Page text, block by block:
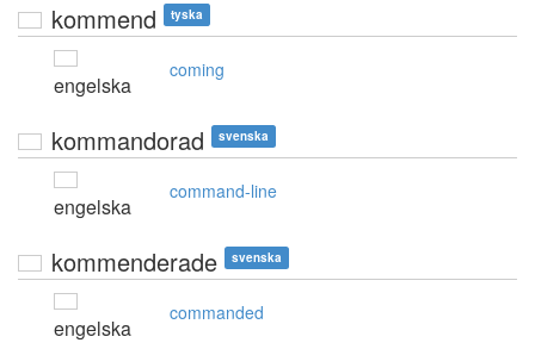
kommend tyska
engelska
coming
kommandorad svenska
engelska
command-line
kommenderade svenska
engelska
commanded